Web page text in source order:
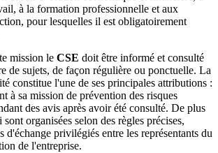
à la formation professionnelle et aux
pour lesquelles il est obligatoirement
mission le CSE doit être informé et consulté
de sujets, de façon régulière ou ponctuelle. La
constitue l'une de ses principales attributions :
à sa mission de prévention des risques
des avis après avoir été consulté. De plus
organisées selon des règles précises,
d'échange privilégiés entre les représentants du
de l'entreprise.